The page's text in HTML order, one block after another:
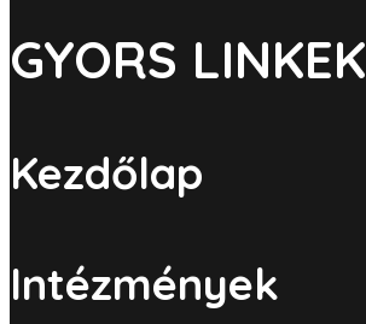
GYORS LINKEK
Kezdőlap
Intézmények